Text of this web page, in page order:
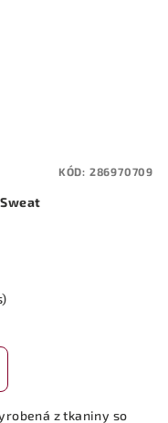
z tkaniny so
KÓD: 286970709